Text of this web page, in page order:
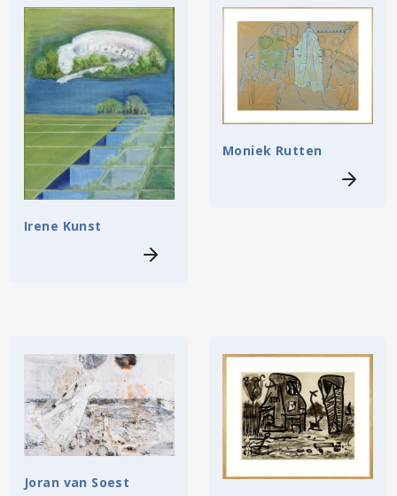
15 16 17 18 19 20 21 22 25 26 27 28 29 30 31
33 34 35 36 ⟩
Irene Kunst
Moniek Rutten
Joran van Soest